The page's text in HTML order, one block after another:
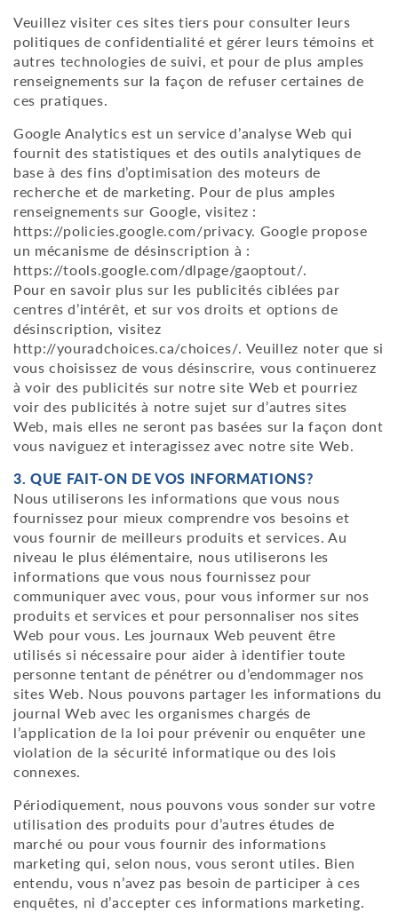
Veuillez visiter ces sites tiers pour consulter leurs
politiques de confidentialité et gérer leurs témoins et
autres technologies de suivi, et pour de plus amples
renseignements sur la façon de refuser certaines de
ces pratiques.
Google Analytics est un service d’analyse Web qui
fournit des statistiques et des outils analytiques de
base à des fins d’optimisation des moteurs de
recherche et de marketing. Pour de plus amples
renseignements sur Google, visitez :
https://policies.google.com/privacy. Google propose
un mécanisme de désinscription à :
https://tools.google.com/dlpage/gaoptout/.
Pour en savoir plus sur les publicités ciblées par
centres d’intérêt, et sur vos droits et options de
désinscription, visitez
http://youradchoices.ca/choices/. Veuillez noter que si
vous choisissez de vous désinscrire, vous continuerez
à voir des publicités sur notre site Web et pourriez
voir des publicités à notre sujet sur d’autres sites
Web, mais elles ne seront pas basées sur la façon dont
vous naviguez et interagissez avec notre site Web.
3. QUE FAIT-ON DE VOS INFORMATIONS?
Nous utiliserons les informations que vous nous
fournissez pour mieux comprendre vos besoins et
vous fournir de meilleurs produits et services. Au
niveau le plus élémentaire, nous utiliserons les
informations que vous nous fournissez pour
communiquer avec vous, pour vous informer sur nos
produits et services et pour personnaliser nos sites
Web pour vous. Les journaux Web peuvent être
utilisés si nécessaire pour aider à identifier toute
personne tentant de pénétrer ou d’endommager nos
sites Web. Nous pouvons partager les informations du
journal Web avec les organismes chargés de
l’application de la loi pour prévenir ou enquêter une
violation de la sécurité informatique ou des lois
connexes.
Périodiquement, nous pouvons vous sonder sur votre
utilisation des produits pour d’autres études de
marché ou pour vous fournir des informations
marketing qui, selon nous, vous seront utiles. Bien
entendu, vous n’avez pas besoin de participer à ces
enquêtes, ni d’accepter ces informations marketing.